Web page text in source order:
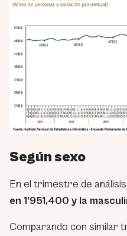
Según sexo
En el trimestre de
en 1’951,400 y la
Comparando con similar